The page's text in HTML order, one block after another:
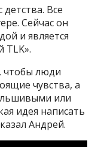
Все
Сейчас он
и является
TLK».
чтобы люди
чувства, а
или
идея написать
Андрей.